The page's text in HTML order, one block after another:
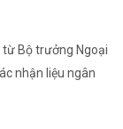
Bộ trưởng Ngoại
nhận liệu ngân